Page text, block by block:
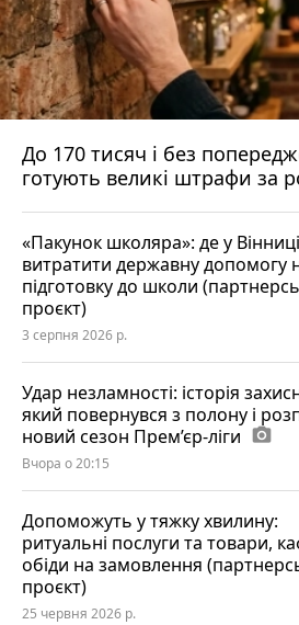
До 170 тисяч і без
готують великі штрафи за
«Пакунок школяра»: де у Вінниці
витратити державну допомогу
підготовку до школи
проєкт)
3 серпня 2026 р.
Удар незламності: історія
який повернувся з полону і
новий сезон Прем’єр-ліги photo_camera
Вчора о 20:15
Допоможуть у тяжку хвилину:
ритуальні послуги та товари,
обіди на замовлення
проєкт)
25 червня 2026 р.